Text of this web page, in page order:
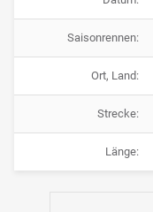
Saisonrennen:
Ort, Land:
Strecke:
Länge: